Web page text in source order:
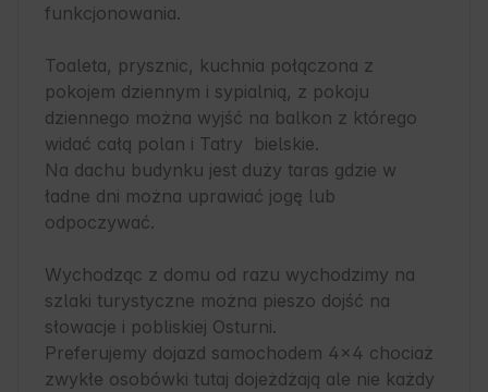
funkcjonowania.
Toaleta, prysznic, kuchnia połączona z
pokojem dziennym i sypialnią, z pokoju
dziennego można wyjść na balkon z którego
widać całą polan i Tatry  bielskie.
Na dachu budynku jest duży taras gdzie w
ładne dni można uprawiać jogę lub
odpoczywać.
Wychodząc z domu od razu wychodzimy na
szlaki turystyczne można pieszo dojść na
słowacje i pobliskiej Osturni.
Preferujemy dojazd samochodem 4x4 chociaż
zwykłe osobówki tutaj dojeżdżają ale nie każdy